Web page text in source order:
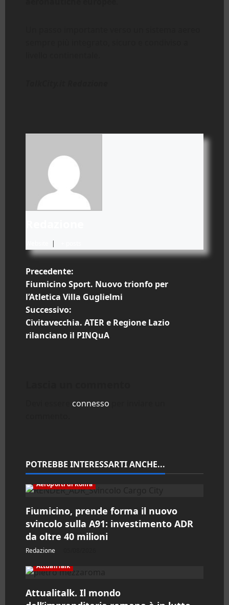
|
N
a
v
i
n
e
a
r
t
i
c
Precedente:
Fiumicino Sport. Nuovo trionfo per
l’Atletica Villa Guglielmi
Successivo:
Civitavecchia. ATER e Regione Lazio
rilanciano il PINQuA
connesso
POTREBBE INTERESSARTI ANCHE...
Aeroporti di Roma
Fiumicino, prende forma il nuovo
svincolo sulla A91: investimento ADR
da oltre 40 milioni
Redazione
AttualiTalk
Attualitalk. Il mondo